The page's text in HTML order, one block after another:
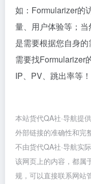
如：Formularizer的
量、用户体验等；
是需要根据您自身
需要找Formularizer
IP、PV、跳出率等！
本站货代QA社·导航提
外部链接的准确性和完
不由货代QA社·导航实
该网页上的内容，都属
规，可以直接联系网站